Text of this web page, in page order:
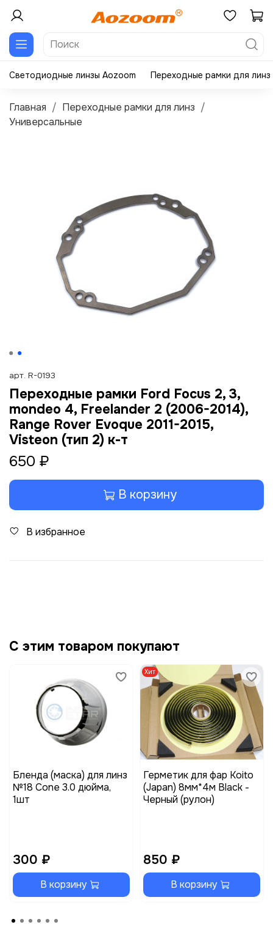
Светодиодные линзы Aozoom Переходные рамки для линз
Главная
Переходные рамки для линз
Универсальные
арт. R-0193
Переходные рамки Ford Focus 2, 3,
mondeo 4, Freelander 2 (2006-2014),
Range Rover Evoque 2011-2015,
Visteon (тип 2) к-т
650 ₽
В корзину
В избранное
С этим товаром покупают
Бленда (маска) для линз
№18 Cone 3.0 дюйма,
1шт
300 ₽
В корзину
Хит
Герметик для фар Koito
(Japan) 8мм*4м Black -
Черный (рулон)
850 ₽
В корзину